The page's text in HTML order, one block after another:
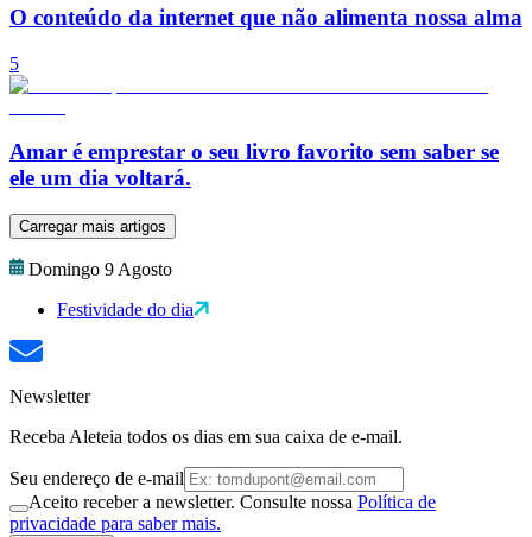
O conteúdo da internet que não alimenta nossa alma
5
Amar é emprestar o seu livro favorito sem saber se
ele um dia voltará.
Carregar mais artigos
Domingo 9 Agosto
Festividade do dia
Newsletter
Receba Aleteia todos os dias em sua caixa de e-mail.
Seu endereço de e-mail
Aceito receber a newsletter. Consulte nossa Política de
privacidade para saber mais.